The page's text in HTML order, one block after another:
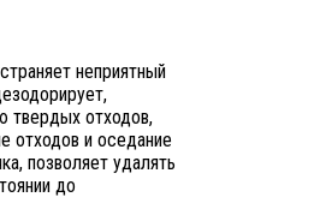
неприятный
твердых отходов,
отходов и оседание
позволяет удалять
до